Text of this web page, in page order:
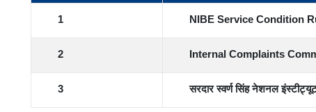
1 NIBE Service Condition
2 Internal Complaints
3 सरदार स्वर्ण सिंह नेशनल